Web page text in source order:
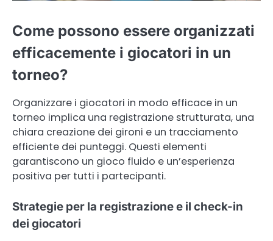
Come possono essere organizzati
efficacemente i giocatori in un
torneo?
Organizzare i giocatori in modo efficace in un
torneo implica una registrazione strutturata, una
chiara creazione dei gironi e un tracciamento
efficiente dei punteggi. Questi elementi
garantiscono un gioco fluido e un’esperienza
positiva per tutti i partecipanti.
Strategie per la registrazione e il check-in
dei giocatori